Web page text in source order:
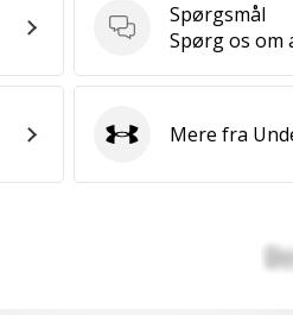
Spørgsmål
Spørgsmål
Spørg os om
Under Armour
Mere fra